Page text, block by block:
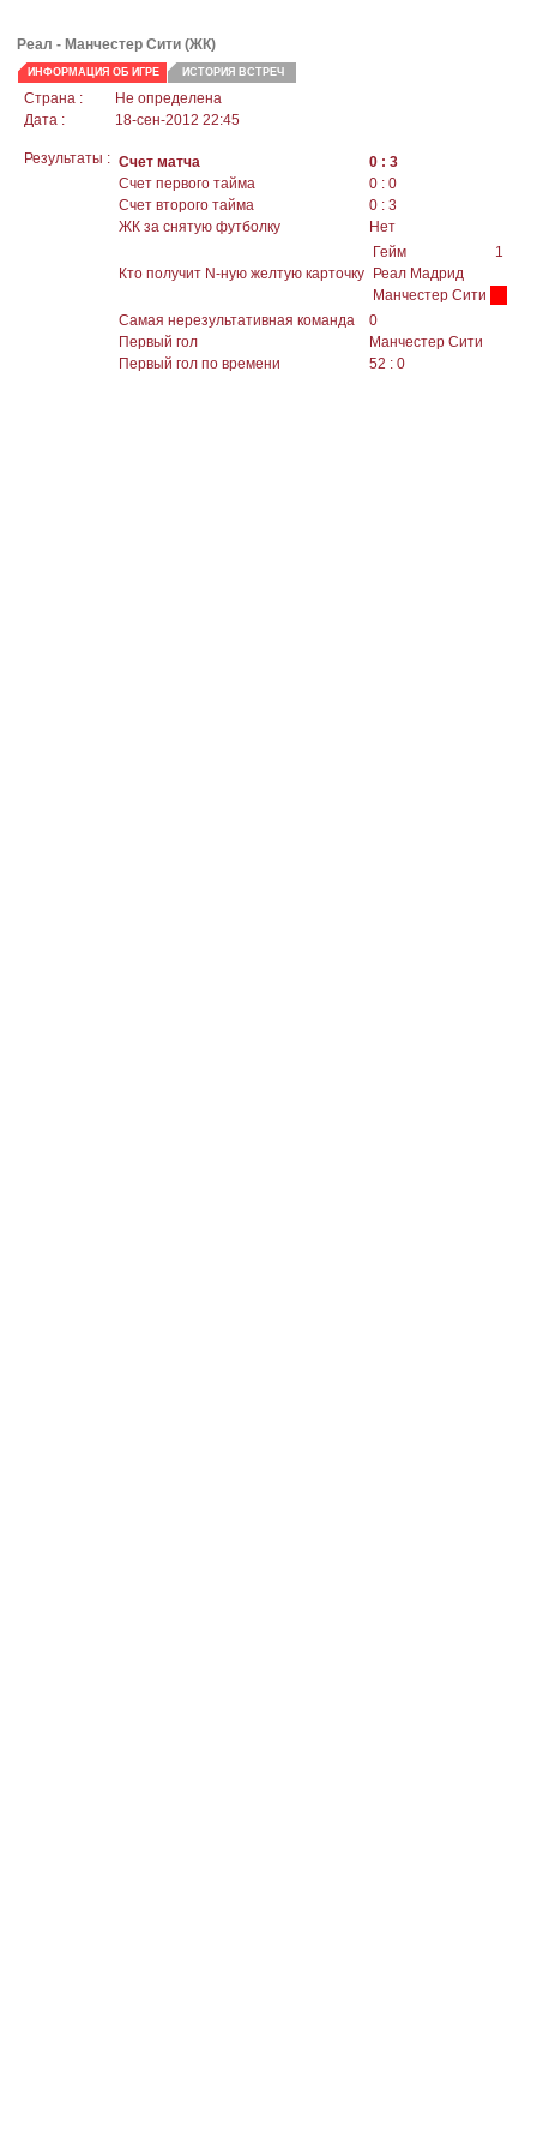
Реал - Манчестер Сити (ЖК)
ИНФОРМАЦИЯ ОБ ИГРЕ ИСТОРИЯ ВСТРЕЧ
Страна :
Не определена
Дата :
18-сен-2012 22:45
Результаты : Счет матча
0 : 3
Счет первого тайма
0 : 0
Счет второго тайма
0 : 3
ЖК за снятую футболку
Нет
Кто получит N-ную желтую карточку
Гейм
1
Реал Мадрид
Манчестер Сити
Самая нерезультативная команда
0
Первый гол
Манчестер Сити
Первый гол по времени
52 : 0